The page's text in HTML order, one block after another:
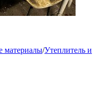
материалы/Утеплитель и